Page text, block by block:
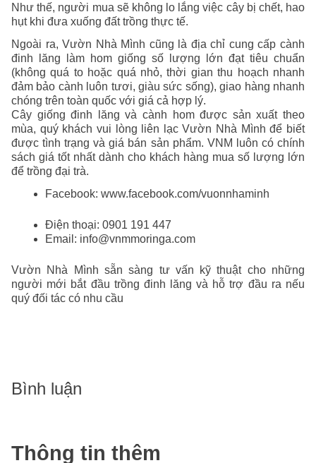
Như thế, người mua sẽ không lo lắng việc cây bị chết, hao
hụt khi đưa xuống đất trồng thực tế.
Ngoài ra, Vườn Nhà Mình cũng là địa chỉ cung cấp cành
đinh lăng làm hom giống số lượng lớn đạt tiêu chuẩn
(không quá to hoặc quá nhỏ, thời gian thu hoạch nhanh
đảm bảo cành luôn tươi, giàu sức sống), giao hàng nhanh
chóng trên toàn quốc với giá cả hợp lý.
Cây giống đinh lăng và cành hom được sản xuất theo
mùa, quý khách vui lòng liên lạc Vườn Nhà Mình để biết
được tình trạng và giá bán sản phẩm. VNM luôn có chính
sách giá tốt nhất dành cho khách hàng mua số lượng lớn
để trồng đại trà.
Facebook: www.facebook.com/vuonnhaminh
Điện thoại: 0901 191 447
Email: info@vnmmoringa.com
Vườn Nhà Mình sẵn sàng tư vấn kỹ thuật cho những
người mới bắt đầu trồng đinh lăng và hỗ trợ đầu ra nếu
quý đối tác có nhu cầu
Bình luận
Thông tin thêm